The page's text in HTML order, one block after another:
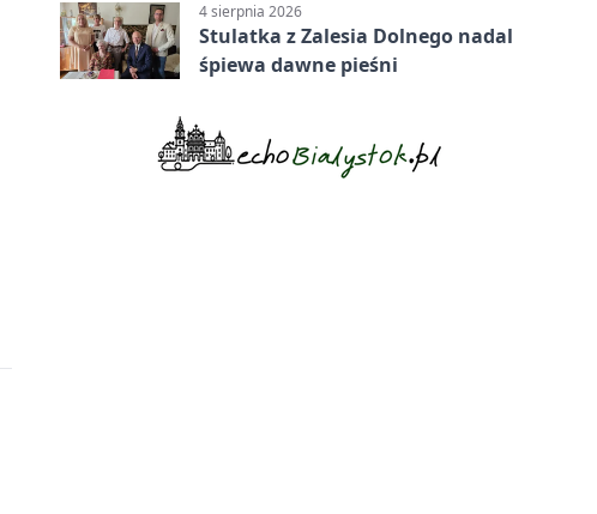
4 sierpnia 2026
Stulatka z Zalesia Dolnego nadal
śpiewa dawne pieśni